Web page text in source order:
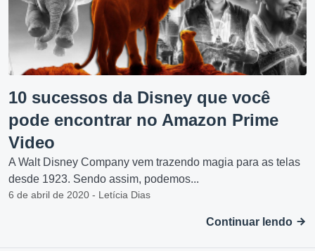
10 sucessos da Disney que você
pode encontrar no Amazon Prime
Video
A Walt Disney Company vem trazendo magia para as telas
desde 1923. Sendo assim, podemos...
6 de abril de 2020 - Letícia Dias
Continuar lendo